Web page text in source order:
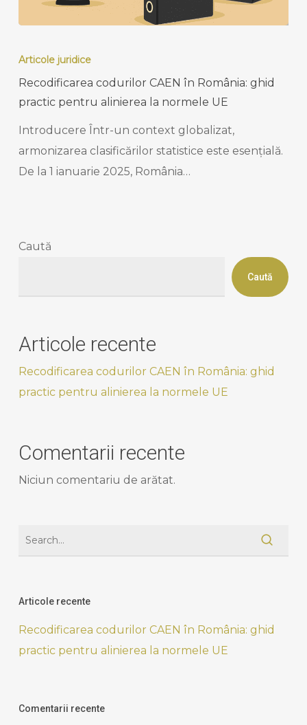
codurilor
CAEN
în
ghid
practic
pentru
normele
Articole juridice
Recodificarea codurilor CAEN în România: ghid
practic pentru alinierea la normele UE
Introducere Într-un context globalizat,
armonizarea clasificărilor statistice este esențială.
De la 1 ianuarie 2025, România…
Caută
Caută
Articole recente
Recodificarea codurilor CAEN în România: ghid
practic pentru alinierea la normele UE
Comentarii recente
Niciun comentariu de arătat.
Articole recente
Recodificarea codurilor CAEN în România: ghid
practic pentru alinierea la normele UE
Comentarii recente